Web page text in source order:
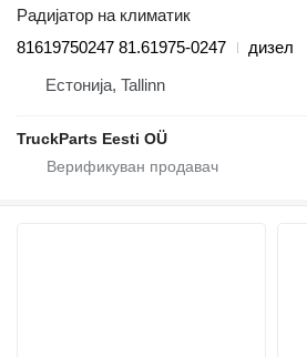
Радијатор на климатик
81619750247 81.61975-0247
дизел
Естонија, Tallinn
TruckParts Eesti OÜ